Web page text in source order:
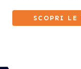
SCOPRI